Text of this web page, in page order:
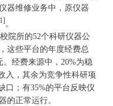
器维修业务中，原仪器
。
院所的52个科研仪器公
这些平台的年度经费总
。经费来源中，20%为稳
入，其余为竞争性科研项
口；有35%的平台反映仪
的正常运行。